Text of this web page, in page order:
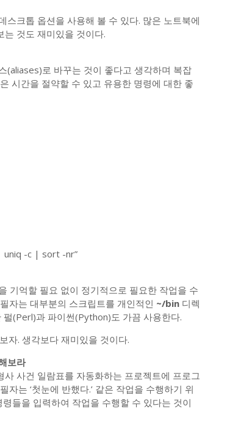
크톱 옵션을 사용해 볼 수 있다. 많은 노트북에
는 것도 재미있을 것이다.
(aliases)로 바꾸는 것이 좋다고 생각하며 복잡
시간을 절약할 수 있고 유용한 명령에 대한 좋
uniq -c | sort -nr”
기억할 필요 없이 정기적으로 필요한 작업을 수
자는 대부분의 스크립트를 개인적인 ~/bin 디렉
펄(Perl)과 파이썬(Python)도 가끔 사용한다.
자. 생각보다 재미있을 것이다.
보라
사건 일람표를 자동화하는 프로젝트에 프로그
는 ‘첫눈에 반했다.’ 같은 작업을 수행하기 위
들을 입력하여 작업을 수행할 수 있다는 것이